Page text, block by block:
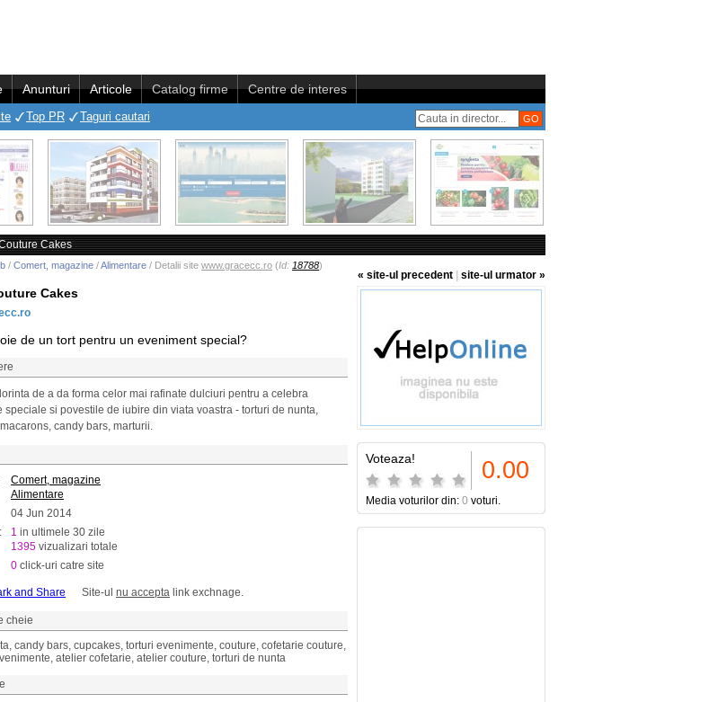
Anunturi Articole Catalog firme Centre de interes
Top PR Taguri cautari
Cakes
/ Comert, magazine /Alimentare / Detalii site www.gracecc.ro (Id: 18788)
« site-ul precedent site-ul urmator »
Cakes
de un tort pentru un eveniment special?
de a da forma celor mai rafinate dulciuri pentru a celebra
speciale si povestile de iubire din viata voastra - torturi de nunta,
candy bars, marturii.
Comert, magazine
Alimentare
04 Jun 2014
1 in ultimele 30 zile
1395 vizualizari totale
0 click-uri catre site
Site-ul nu accepta link exchnage.
cheie
candy bars, cupcakes, torturi evenimente, couture, cofetarie couture,
atelier cofetarie, atelier couture, torturi de nunta
Voteaza! 0.00
Media voturilor din: 0 voturi.